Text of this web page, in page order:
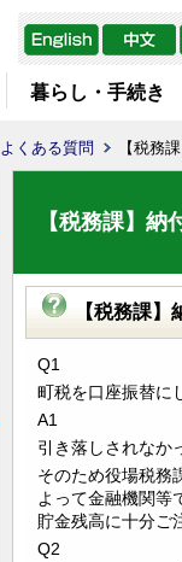
暮らし・手続き
よくある質問 【税務
【税務課】納
【税務課
Q1
町税を口座振替に
A1
引き落しされなか
そのため役場税務
よって金融機関等
貯金残高に十分ご
Q2